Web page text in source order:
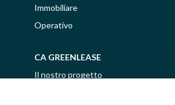
Immobiliare
Operativo
CA GREENLEASE
Il nostro progetto